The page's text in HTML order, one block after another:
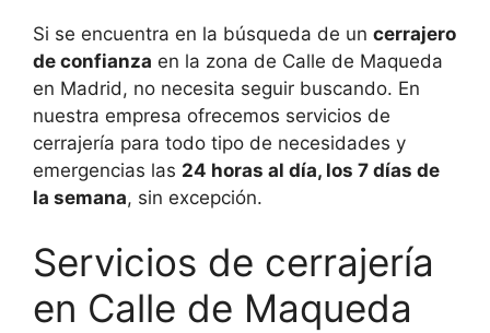
Si se encuentra en la búsqueda de un cerrajero
de confianza en la zona de Calle de Maqueda
en Madrid, no necesita seguir buscando. En
nuestra empresa ofrecemos servicios de
cerrajería para todo tipo de necesidades y
emergencias las 24 horas al día, los 7 días de
la semana, sin excepción.
Servicios de cerrajería
en Calle de Maqueda